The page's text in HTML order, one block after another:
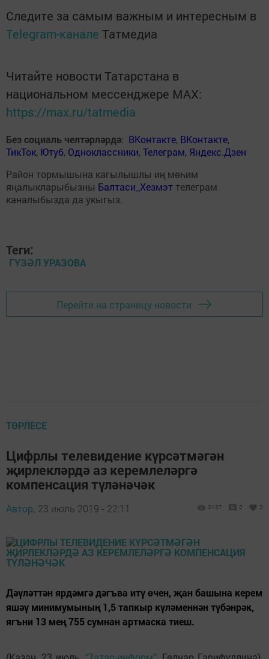
Следите за самым важным и интересным в
Telegram-канале Татмедиа
Читайте новости Татарстана в
национальном мессенджере MАХ:
https://max.ru/tatmedia
Без социаль челтәрләрдә: ВКонтакте, ВКонтакте,
ТикТок, Ютуб, Одноклассники,Телеграм, Яндекс.Дзен
Район тормышына кагылышлы иң мөһим
яңалыкларыбызны Балтаси_Хезмэт телеграм
каналыбызда да укыгыз.
Теги:
ГҮЗӘЛ УРАЗОВА
Перейти на страницу новости
ТӨРЛЕСЕ
Цифрлы телевидение күрсәтмәгән
җирлекләрдә аз керемлеләргә
компенсация түләнәчәк
Автор, 23 июль 2019 - 22:11 3137 0 2
Дәүләттән ярдәмгә дәгъва итү өчен, җан башына керем
яшәү минимумының 1,5 тапкыр күләменнән түбәнрәк,
ягъни 13 мең 755 сумнан артмаска тиеш.